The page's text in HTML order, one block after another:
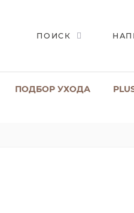
ПОИСК
ПОДБОР УХОДА